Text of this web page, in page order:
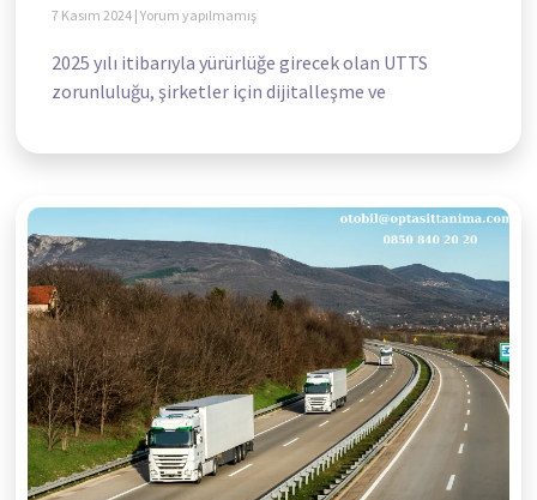
7 Kasım 2024 Yorum yapılmamış
2025 yılı itibarıyla yürürlüğe girecek olan UTTS
zorunluluğu, şirketler için dijitalleşme ve